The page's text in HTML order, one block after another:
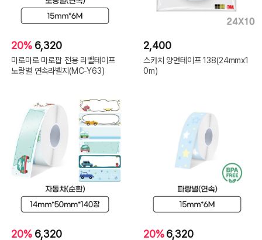
20% 6,320
마로마로 마로팝 전용 라벨테이프
노랑별 연속라벨지(MC-Y63)
2,400
스카치 양면테이프 138(24mmx1
0m)
20% 6,320 20%6,320